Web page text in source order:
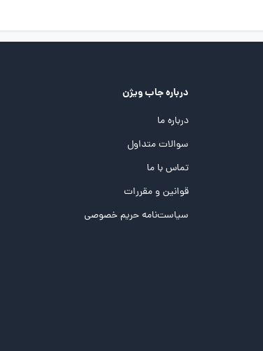
درباره جاب ویژن
درباره ما
سوالات متداول
تماس با ما
قوانین و مقررات
سیاست‌نامه حریم خصوصی